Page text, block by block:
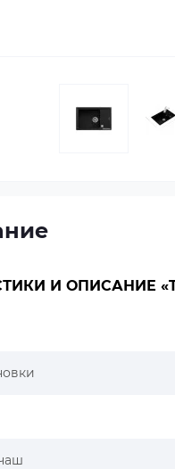
И ОПИСАНИЕ